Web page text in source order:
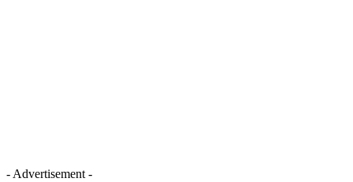
- Advertisement -